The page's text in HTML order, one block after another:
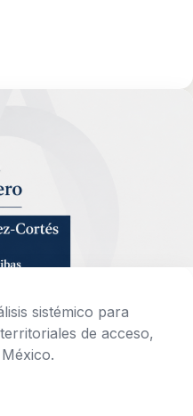
sistémico para
de acceso,